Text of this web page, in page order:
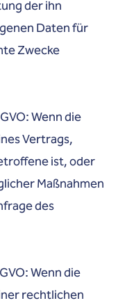
der ihn
Daten für
Zwecke
Wenn die
Vertrags,
ist, oder
Maßnahmen
des
Wenn die
rechtlichen